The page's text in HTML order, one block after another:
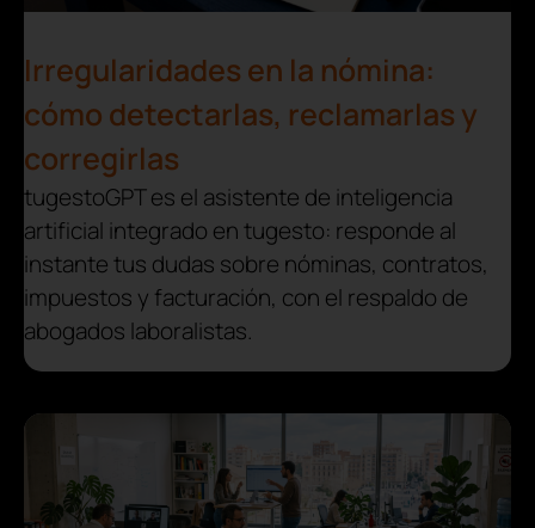
Irregularidades en la nómina:
cómo detectarlas, reclamarlas y
corregirlas
tugestoGPT es el asistente de inteligencia
artificial integrado en tugesto: responde al
instante tus dudas sobre nóminas, contratos,
impuestos y facturación, con el respaldo de
abogados laboralistas.